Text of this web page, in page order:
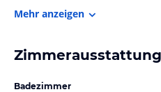
Mehr anzeigen
Zimmerausstattung
Badezimmer